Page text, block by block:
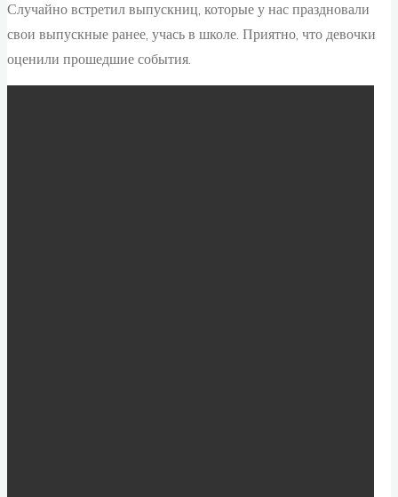
Случайно встретил выпускниц, которые у нас праздновали
свои выпускные ранее, учась в школе. Приятно, что девочки
оценили прошедшие события.